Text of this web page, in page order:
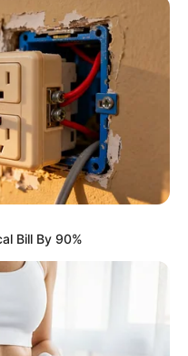
Better
To Perform Better
Bill By 90%